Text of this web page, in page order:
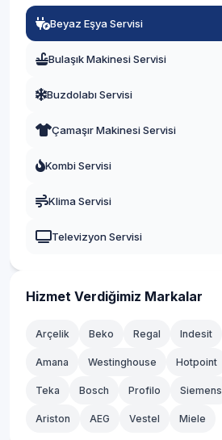
Beyaz Eşya Servisi
Bulaşık Makinesi Servisi
Buzdolabı Servisi
Çamaşır Makinesi Servisi
Kombi Servisi
Klima Servisi
Televizyon Servisi
Hizmet Verdiğimiz Markalar
Arçelik Beko Regal Indesit
Amana Westinghouse Hotpoint
Teka Bosch Profilo Siemens
Ariston AEG Vestel Miele